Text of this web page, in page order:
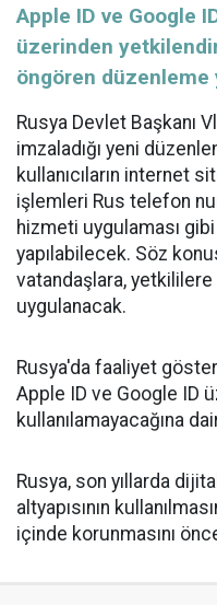
Apple ID ve Google
üzerinden
öngören düzenleme
Rusya Devlet Başkanı
imzaladığı yeni
kullanıcıların internet
işlemleri Rus telefon
hizmeti uygulaması
yapılabilecek. Söz
vatandaşlara,
uygulanacak.
Rusya'da faaliyet
Apple ID ve Google ID
kullanılamayacağına
Rusya, son yıllarda
altyapısının
içinde korunmasını